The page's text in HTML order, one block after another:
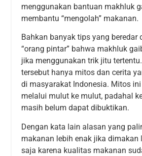
menggunakan bantuan makhluk
membantu “mengolah” makanan.
Bahkan banyak tips yang beredar
“orang pintar” bahwa makhluk
jika menggunakan trik jitu tertentu.
tersebut hanya mitos dan cerita
di masyarakat Indonesia. Mitos
melalui mulut ke mulut, padahal
masih belum dapat dibuktikan.
Dengan kata lain alasan yang
makanan lebih enak jika dimakan
saja karena kualitas makanan